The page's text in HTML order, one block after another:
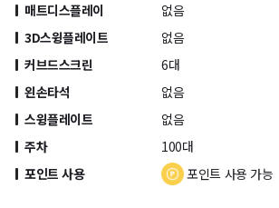
매트디스플레이
없음
3D스윙플레이트
없음
커브드스크린
6대
왼손타석
없음
스윙플레이트
없음
주차
100대
포인트 사용
포인트 사용 가능